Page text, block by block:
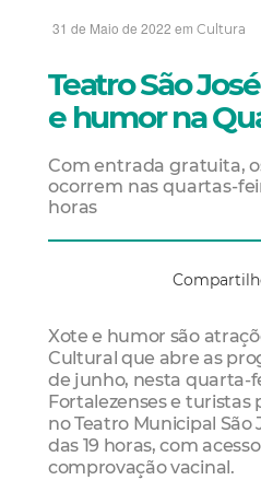
31 de Maio de 2022 em Cultura
Teatro São
e humor na
Com entrada gratuita,
ocorrem nas quartas-
horas
Xote e humor são
Cultural que abre as
de junho, nesta quarta-
Fortalezenses e
no Teatro Municipal São
das 19 horas, com
comprovação vacinal.